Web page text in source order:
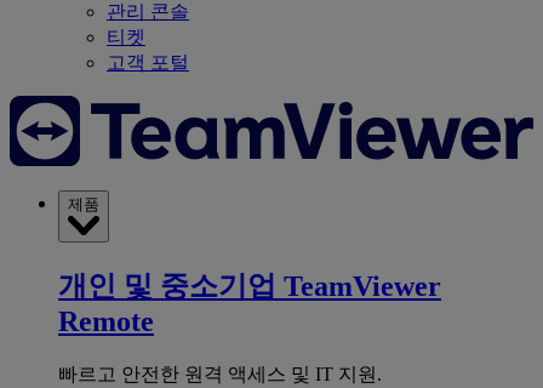
관리 콘솔
티켓
고객 포털
제품
개인 및 중소기업 TeamViewer
Remote
빠르고 안전한 원격 액세스 및 IT 지원.